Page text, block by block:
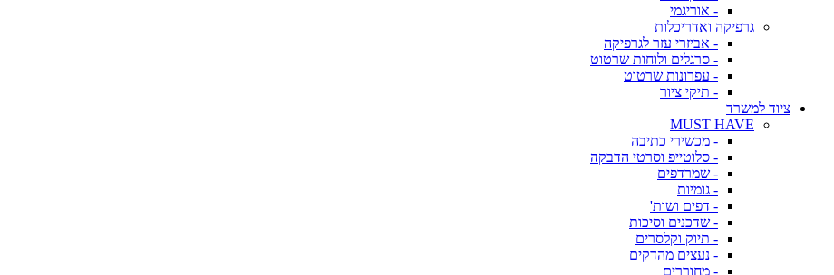
- אוריגמי
גרפיקה ואדריכלות
- אביזרי עזר לגרפיקה
- סרגלים ולוחות שרטוט
- עפרונות שרטוט
- תיקי ציור
ציוד למשרד
MUST HAVE
- מכשירי כתיבה
- סלוטייפ וסרטי הדבקה
- שמרדפים
- גומיות
- דפים ושות'
- שדכנים וסיכות
- תיוק וקלסרים
- נעצים מהדקים
- מחוררים